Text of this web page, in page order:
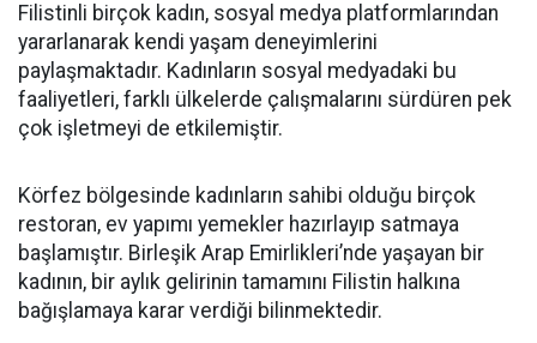
Filistinli birçok kadın, sosyal medya platformlarından
yararlanarak kendi yaşam deneyimlerini
paylaşmaktadır. Kadınların sosyal medyadaki bu
faaliyetleri, farklı ülkelerde çalışmalarını sürdüren pek
çok işletmeyi de etkilemiştir.
Körfez bölgesinde kadınların sahibi olduğu birçok
restoran, ev yapımı yemekler hazırlayıp satmaya
başlamıştır. Birleşik Arap Emirlikleri’nde yaşayan bir
kadının, bir aylık gelirinin tamamını Filistin halkına
bağışlamaya karar verdiği bilinmektedir.